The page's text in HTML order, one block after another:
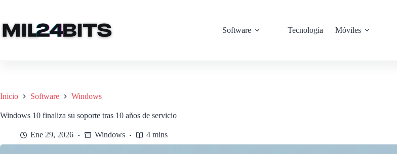
contenido
Software
Tecnología Móviles
Inicio Software Windows
Windows 10 finaliza su soporte tras 10 años de servicio
Ene 29, 2026 Windows 4 mins